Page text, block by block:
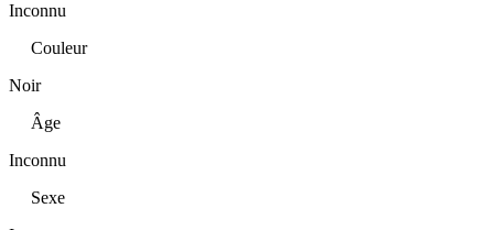
Inconnu
Couleur
Noir
Âge
Inconnu
Sexe